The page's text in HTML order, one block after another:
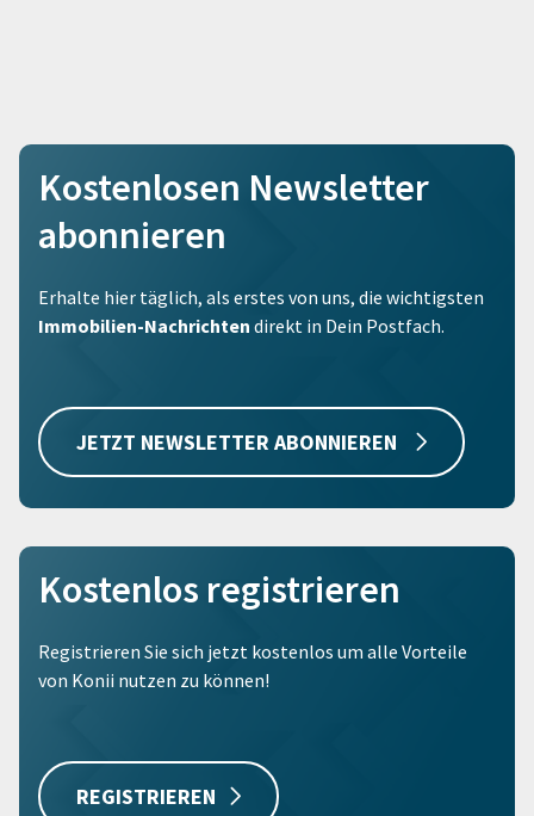
Kostenlosen Newsletter
abonnieren
Erhalte hier täglich, als erstes von uns, die wichtigsten
Immobilien-Nachrichten direkt in Dein Postfach.
JETZT NEWSLETTER ABONNIEREN
Kostenlos registrieren
Registrieren Sie sich jetzt kostenlos um alle Vorteile
von Konii nutzen zu können!
REGISTRIEREN